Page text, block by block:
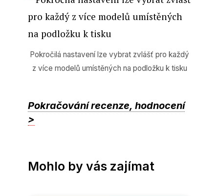
Pokročilá nastavení lze vybrat zvlášť pro každý
z více modelů umístěných na podložku k tisku
Pokračování recenze, hodnocení
>
Mohlo by vás zajímat